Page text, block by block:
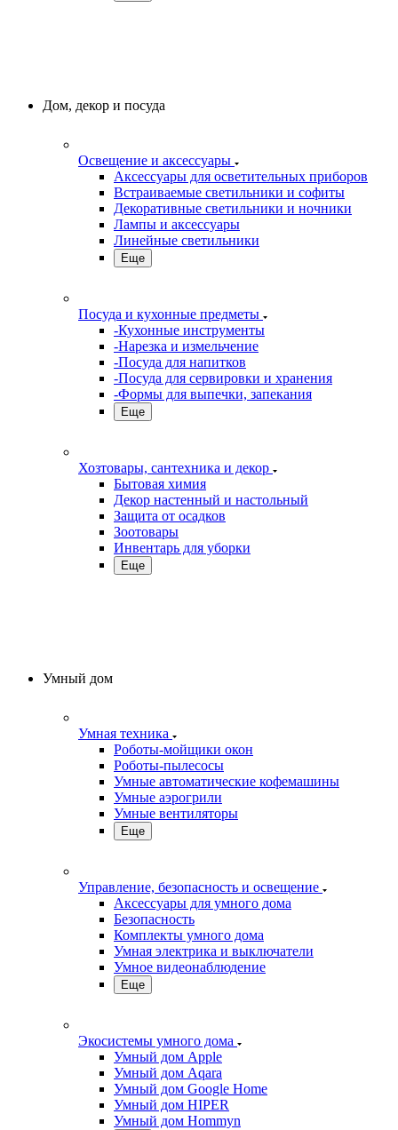
Дом, декор и посуда
Освещение и аксессуары
Аксессуары для осветительных приборов
Встраиваемые светильники и софиты
Декоративные светильники и ночники
Лампы и аксессуары
Линейные светильники
Еще
Посуда и кухонные предметы
-Кухонные инструменты
-Нарезка и измельчение
-Посуда для напитков
-Посуда для сервировки и хранения
-Формы для выпечки, запекания
Еще
Хозтовары, сантехника и декор
Бытовая химия
Декор настенный и настольный
Защита от осадков
Зоотовары
Инвентарь для уборки
Еще
Умный дом
Умная техника
Роботы-мойщики окон
Роботы-пылесосы
Умные автоматические кофемашины
Умные аэрогрили
Умные вентиляторы
Еще
Управление, безопасность и освещение
Аксессуары для умного дома
Безопасность
Комплекты умного дома
Умная электрика и выключатели
Умное видеонаблюдение
Еще
Экосистемы умного дома
Умный дом Apple
Умный дом Aqara
Умный дом Google Home
Умный дом HIPER
Умный дом Hommyn